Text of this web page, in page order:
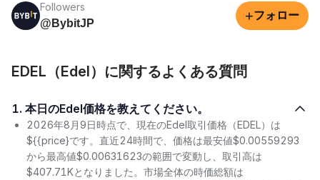
Followers
@BybitJP
+フォロー
EDEL（Edel）に関するよくある質問
1. 本日のEdel価格を教えてください。
2026年8月9日時点で、現在のEdel取引価格（EDEL）は
${{price}です。直近24時間で、価格は最安値$0.00559293
から最高値$0.00631623の範囲で変動し、取引高は
$407.71Kとなりました。市場全体の時価総額は